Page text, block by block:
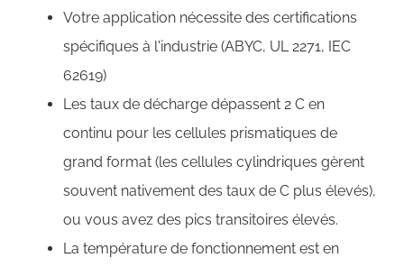
Votre application nécessite des certifications
spécifiques à l'industrie (ABYC, UL 2271, IEC
62619)
Les taux de décharge dépassent 2 C en
continu pour les cellules prismatiques de
grand format (les cellules cylindriques gèrent
souvent nativement des taux de C plus élevés),
ou vous avez des pics transitoires élevés.
La température de fonctionnement est en